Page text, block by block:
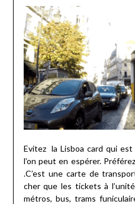
Evitez la Lisboa card qui
l’on peut en espérer.
.C’est une carte de
cher que les tickets à
métros, bus, trams